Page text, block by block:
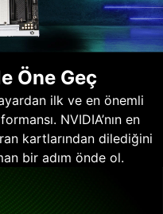
Öne Geç
ilk ve en önemli
NVIDIA’nın en
kartlarından dilediğini
bir adım önde ol.